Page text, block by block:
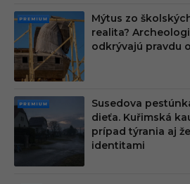
PRE
MIU
M
Mýtus zo
realita?
odkrývajú pravdu
PRE
MIU
Susedova
dieťa. Kuřimská
prípad týrania aj
identitami